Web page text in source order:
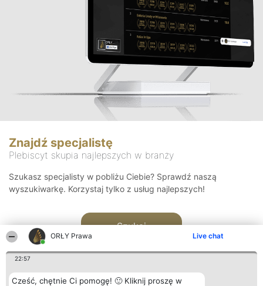
ORŁY Prawa Live chat
22:57
Cześć, chętnie Ci pomogę! 🙂 Kliknij proszę w
Znajdź specjalistę
Plebiscyt skupia najlepszych w branży
Szukasz specjalisty w pobliżu Ciebie? Sprawdź naszą
wyszukiwarkę. Korzystaj tylko z usług najlepszych!
Szukaj